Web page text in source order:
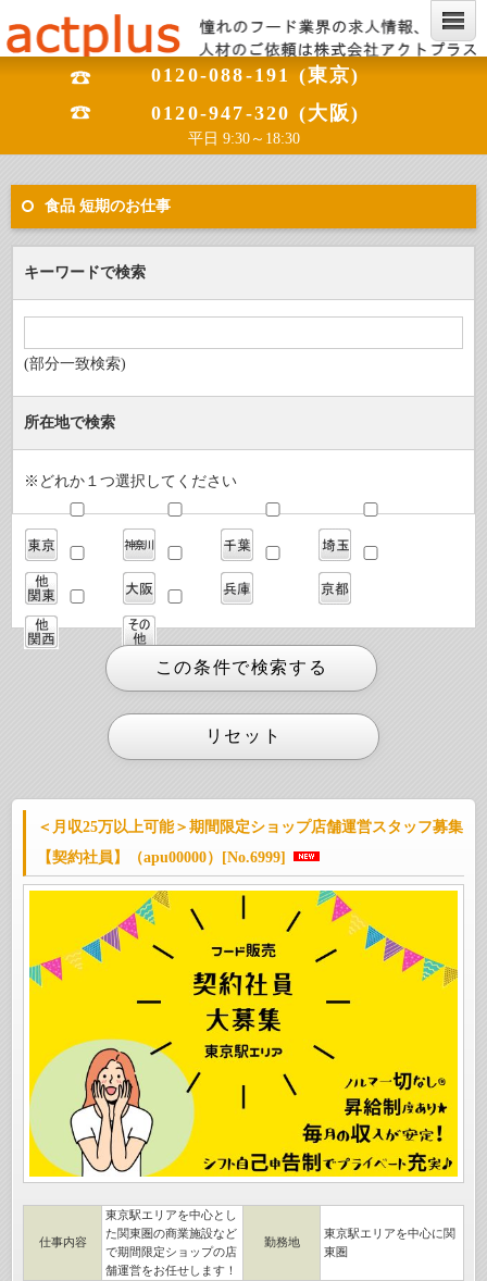
0120-088-191 (東京)
0120-947-320 (大阪)
平日 9:30～18:30
食品 短期のお仕事
キーワードで検索
(部分一致検索)
所在地で検索
※どれか１つ選択してください
＜月収25万以上可能＞期間限定ショップ店舗運営スタッフ募集
【契約社員】（apu00000）[No.6999]
仕事内容
東京駅エリアを中心とし
た関東圏の商業施設など
で期間限定ショップの店
舗運営をお任せします！
勤務地
東京駅エリアを中心に関
東圏